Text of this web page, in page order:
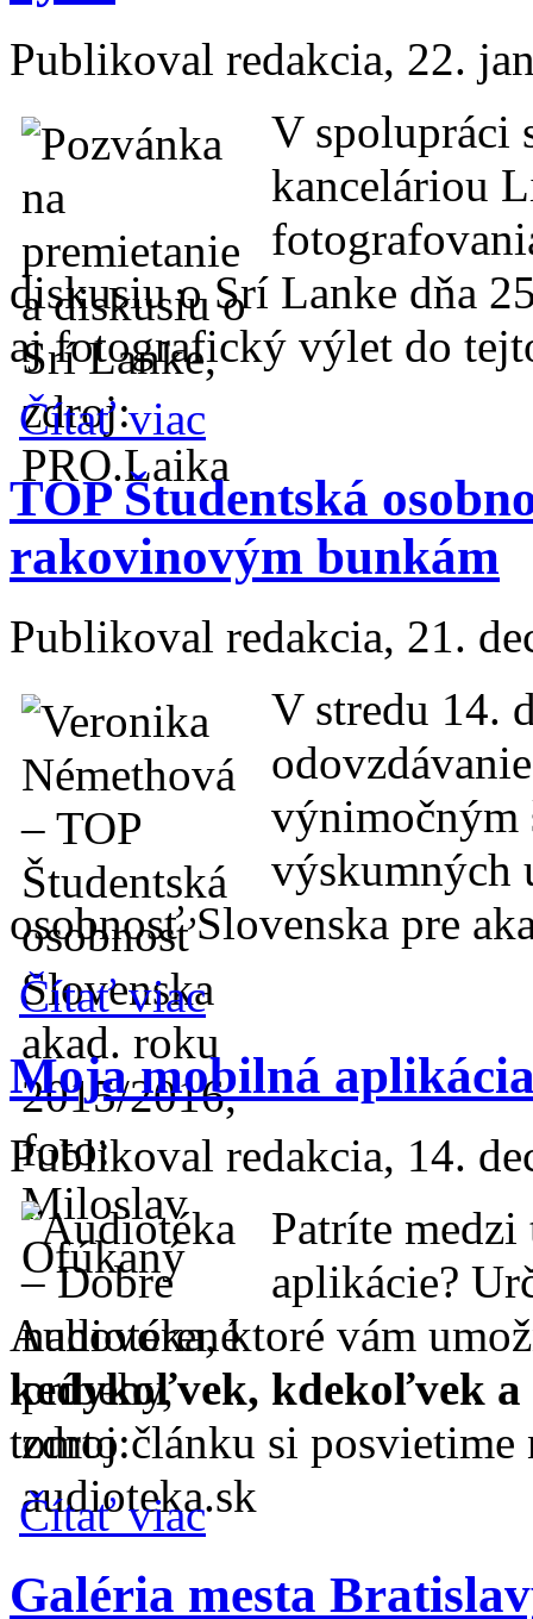
Publikoval redakcia, 22.
V spolupráci
kanceláriou
diskusiu o Srí Lanke dňa
aj fotografický výlet do
Čítať viac
TOP Študentská
rakovinovým bunkám
Publikoval redakcia, 21.
V stredu 14.
výnimočným
výskumných
osobnosť Slovenska pre
Čítať viaco TOP Študentská osobnosť Slovenska
Moja mobilná
Publikoval redakcia, 14.
Patríte
aplikácie?
Audiotéka, ktoré vám
kedykoľvek, kdekoľvek a
tomto článku si
Čítať viac o Moja mobilná aplikácia Audiotéka pre
Galéria mesta